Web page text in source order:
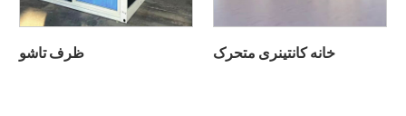
ظرف تاشو خانه کانتینری متحرک